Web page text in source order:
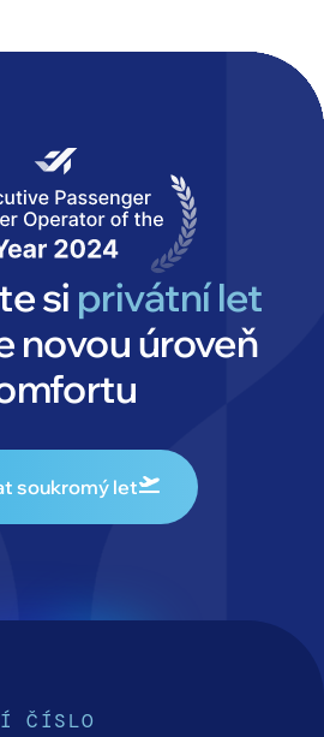
si privátní let
novou úroveň
soukromý let
ČÍSLO